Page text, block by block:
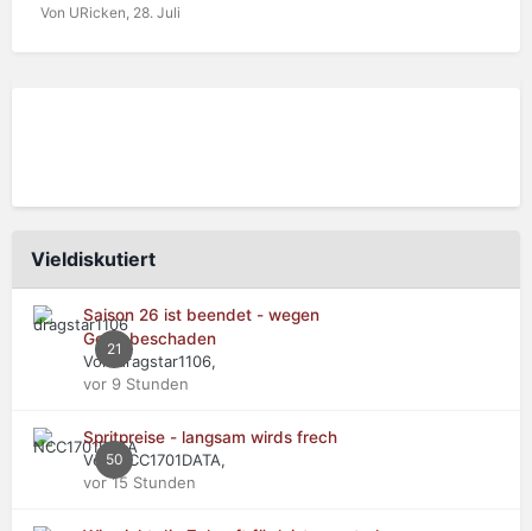
Von URicken, 28. Juli
Vieldiskutiert
21
Saison 26 ist beendet - wegen
Getriebeschaden
Von dragstar1106,
vor 9 Stunden
50
Spritpreise - langsam wirds frech
Von NCC1701DATA,
vor 15 Stunden